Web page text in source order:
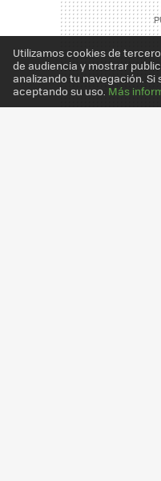
Utilizamos cookies de
de audiencia y mostrar
analizando tu navegación.
aceptando su uso. Más